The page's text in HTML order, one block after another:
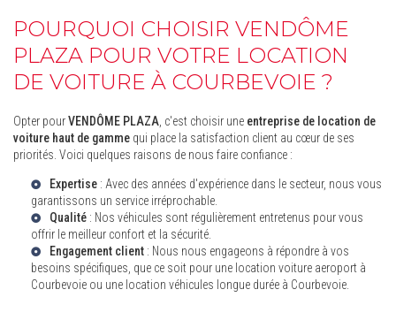
POURQUOI CHOISIR VENDÔME
PLAZA POUR VOTRE LOCATION
DE VOITURE À COURBEVOIE ?
Opter pourVENDÔME PLAZA , c'est choisir une entreprise de location de
voiture haut de gamme qui place la satisfaction client au cœur de ses
priorités. Voici quelques raisons de nous faire confiance :
Expertise : Avec des années d'expérience dans le secteur, nous vous
garantissons un service irréprochable.
Qualité : Nos véhicules sont régulièrement entretenus pour vous
offrir le meilleur confort et la sécurité.
Engagement client : Nous nous engageons à répondre à vos
besoins spécifiques, que ce soit pour une location voiture aeroport à
Courbevoie ou une location véhicules longue durée à Courbevoie